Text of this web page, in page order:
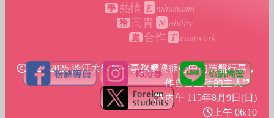
學 熱情 E nthusiasm
務 高貴 N obility
處 合作 T eamwork
2024-2026 淡江大學學生事務處遵循心中的羅盤行事，
作自己生活的主人
丙午 115年8月9日(日)
上午 06:10